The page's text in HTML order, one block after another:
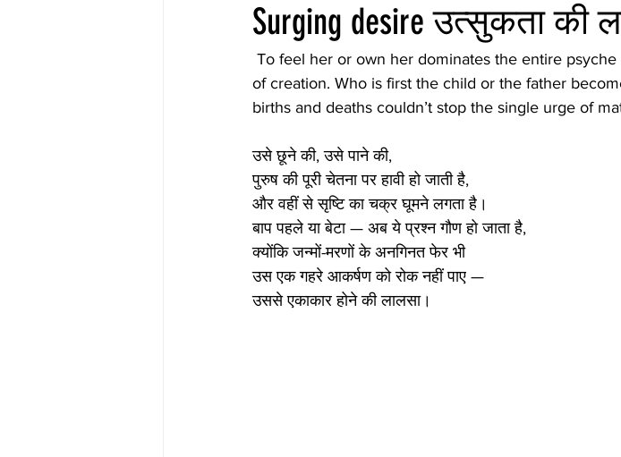
Surging desire उत्सुकता की
of creation. Who is first the child or the father
births and deaths couldn’t stop the single urge of
उसे छूने की, उसे पाने की,
पुरुष की पूरी चेतना पर हावी हो जाती है,
और वहीं से सृष्टि का चक्र घूमने लगता है।
बाप पहले या बेटा — अब ये प्रश्न गौण हो जाता है,
क्योंकि जन्मों-मरणों के अनगिनत फेर भी
उस एक गहरे आकर्षण को रोक नहीं पाए —
उससे एकाकार होने की लालसा।